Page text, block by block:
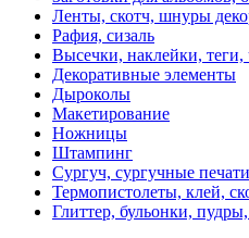
Ленты, скотч, шнуры
Рафия, сизаль
Высечки, наклейки,
Декоративные элементы
Дыроколы
Макетирование
Ножницы
Штампинг
Сургуч, сургучные печати
Термопистолеты, клей,
Глиттер, бульонки,